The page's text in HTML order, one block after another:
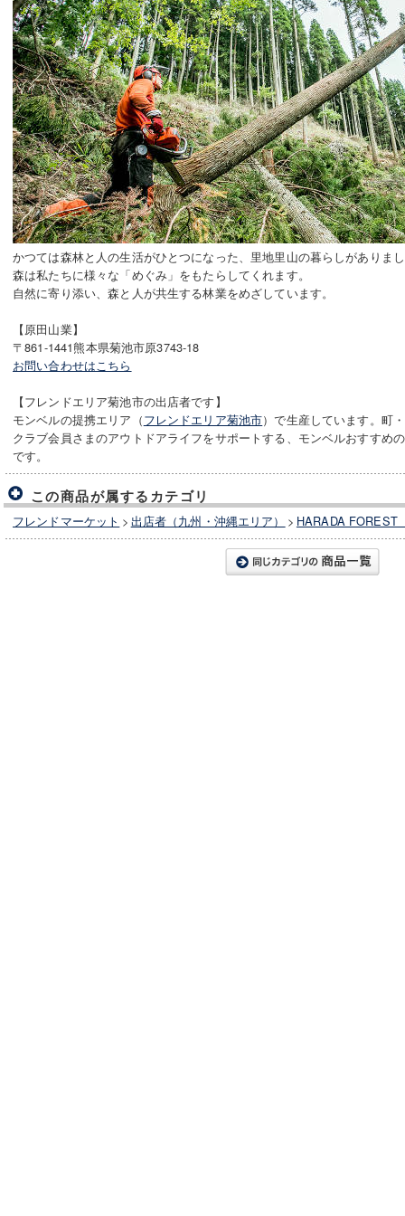
かつては森林と人の生活がひとつになった、里地里山の暮らしがありま
森は私たちに様々な「めぐみ」をもたらしてくれます。
自然に寄り添い、森と人が共生する林業をめざしています。
【原田山業】
〒861-1441熊本県菊池市原3743-18
お問い合わせはこちら
【フレンドエリア菊池市の出店者です】
モンベルの提携エリア（フレンドエリア菊池市）で生産しています。町
クラブ会員さまのアウトドアライフをサポートする、モンベルおすすめ
です。
この商品が属するカテゴリ
フレンドマーケット > 出店者（九州・沖縄エリア） > HARADA FOREST